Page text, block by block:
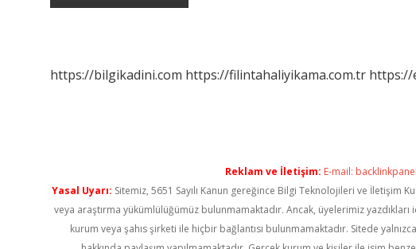
https://bilgikadini.com https://filintahaliyikama.com.tr https://
Reklam ve İletişim: E-mail:
Yasal Uyarı: Sitemiz, 5651 Sayılı Kanun gereğince Bilgi Teknolojileri ve İletişim
veya araştırma yükümlülüğümüz bulunmamaktadır. Ancak, üyelerimiz
kurum veya şahıs şirketi ile hiçbir bağlantısı bulunmamaktadır. Sitede